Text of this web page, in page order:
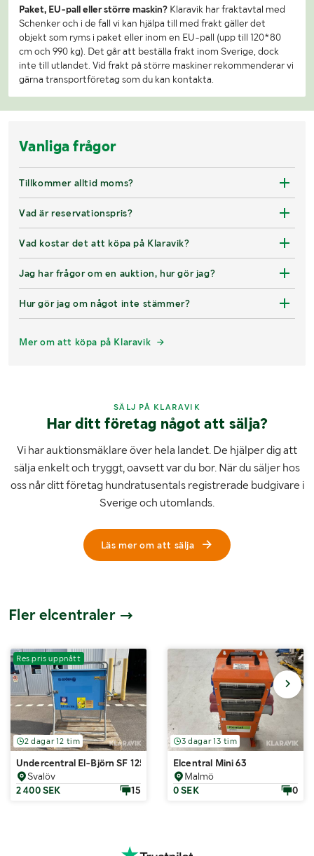
Paket, EU-pall eller större maskin? Klaravik har fraktavtal med
Schenker och i de fall vi kan hjälpa till med frakt gäller det
objekt som ryms i paket eller inom en EU-pall (upp till 120*80
cm och 990 kg). Det går att beställa frakt inom Sverige, dock
inte till utlandet. Vid frakt på större maskiner rekommenderar vi
gärna transportföretag som du kan kontakta.
Vanliga frågor
Tillkommer alltid moms?
Vad är reservationspris?
Vad kostar det att köpa på Klaravik?
Jag har frågor om en auktion, hur gör jag?
Hur gör jag om något inte stämmer?
Mer om att köpa på Klaravik
SÄLJ PÅ KLARAVIK
Har ditt företag något att sälja?
Vi har auktionsmäklare över hela landet. De hjälper dig att
sälja enkelt och tryggt, oavsett var du bor. När du säljer hos
oss når ditt företag hundratusentals registrerade budgivare i
Sverige och utomlands.
Läs mer om att sälja
Fler elcentraler
Res.pris uppnått
2 dagar 12 tim
Undercentral El-Björn SF 125
Svalöv
2 400 SEK
15
3 dagar 13 tim
Elcentral Mini 63
Malmö
0 SEK
0